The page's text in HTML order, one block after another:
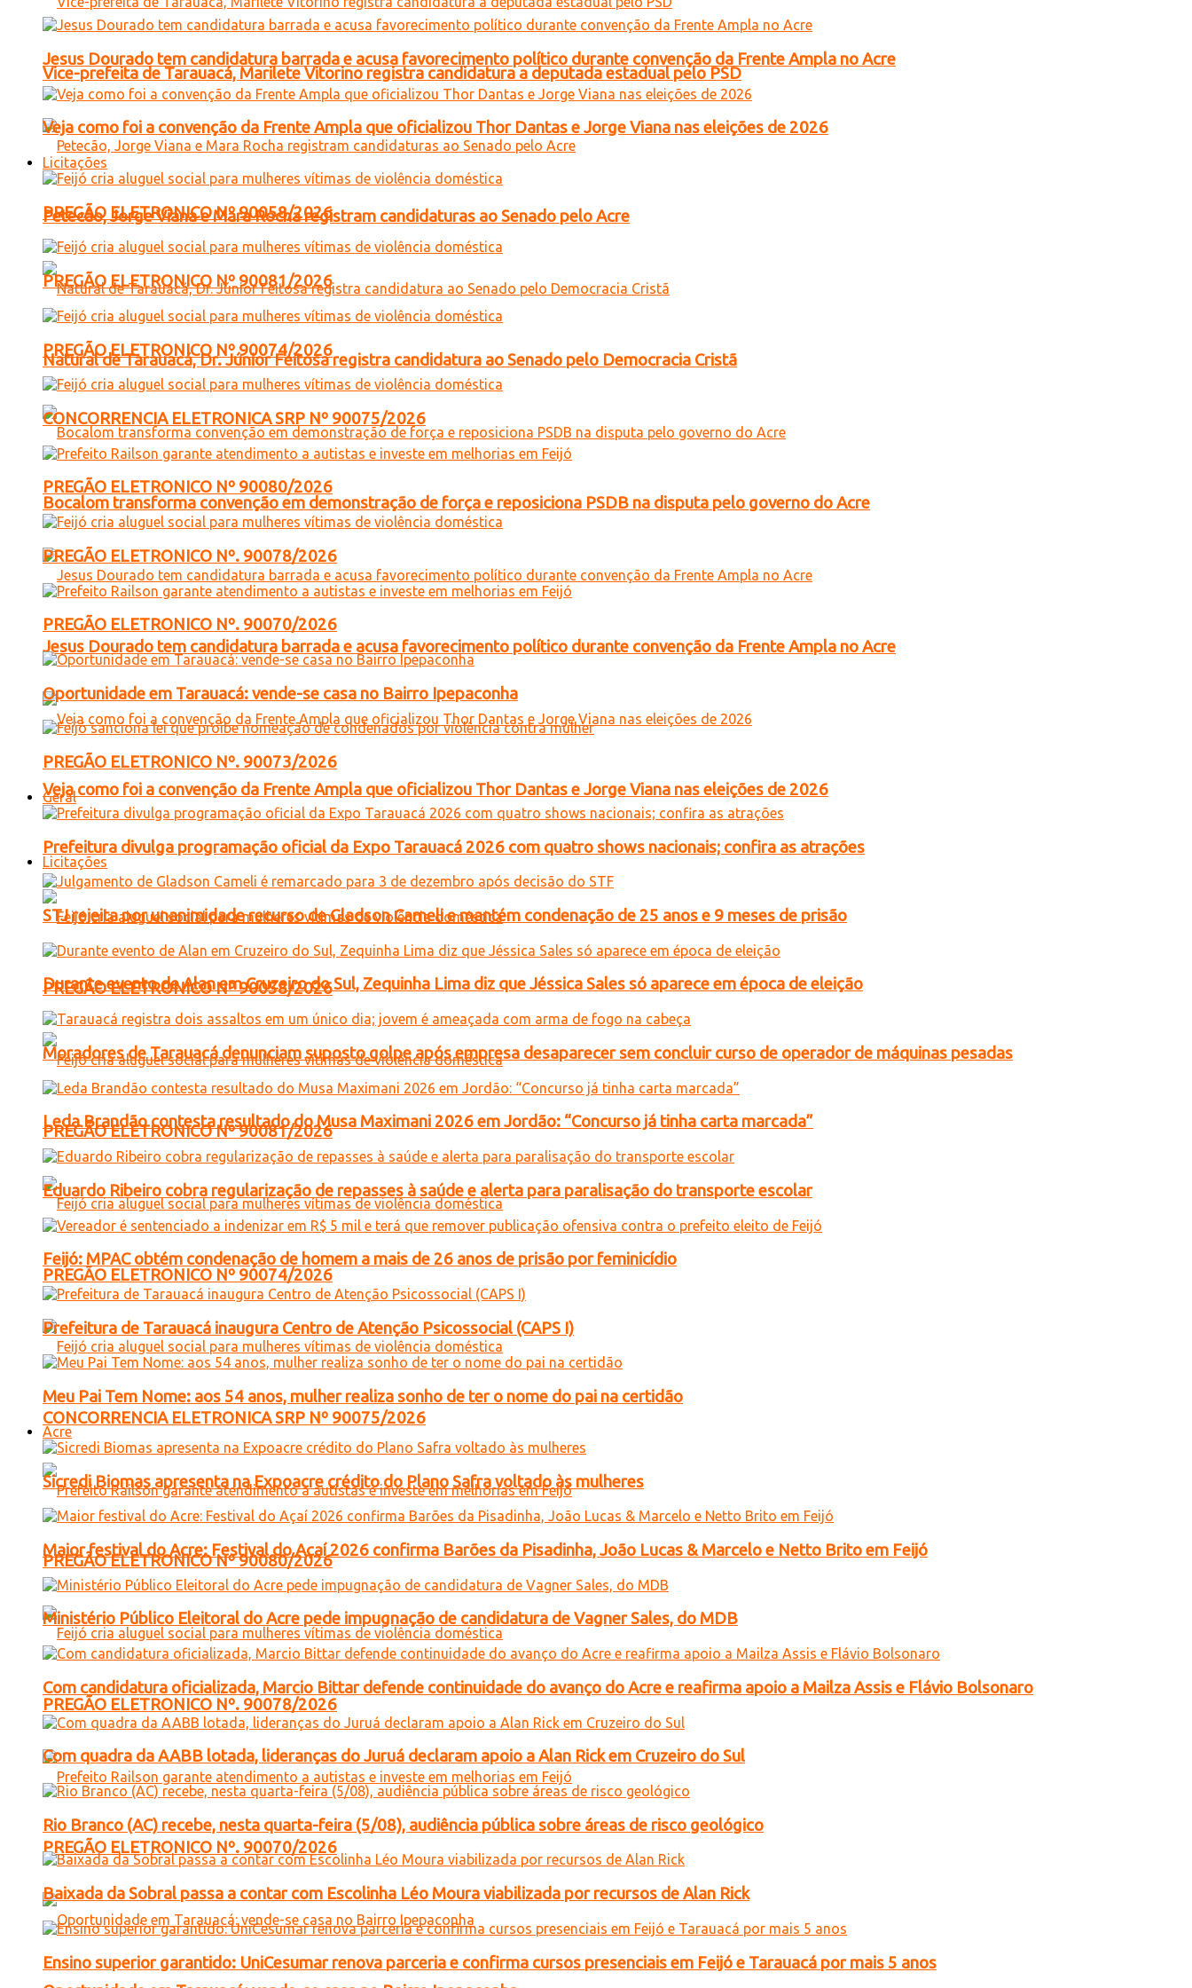
Vice-prefeita de Tarauacá, Marilete Vitorino registra candidatura a deputada estadual pelo PSD
Petecão, Jorge Viana e Mara Rocha registram candidaturas ao Senado pelo Acre
Natural de Tarauacá, Dr. Júnior Feitosa registra candidatura ao Senado pelo Democracia Cristã
Bocalom transforma convenção em demonstração de força e reposiciona PSDB na disputa pelo governo do Acre
Jesus Dourado tem candidatura barrada e acusa favorecimento político durante convenção da Frente Ampla no Acre
Veja como foi a convenção da Frente Ampla que oficializou Thor Dantas e Jorge Viana nas eleições de 2026
Licitações
PREGÃO ELETRONICO Nº 90058/2026
PREGÃO ELETRONICO Nº 90081/2026
PREGÃO ELETRONICO Nº 90074/2026
CONCORRENCIA ELETRONICA SRP Nº 90075/2026
PREGÃO ELETRONICO Nº 90080/2026
PREGÃO ELETRONICO Nº. 90078/2026
PREGÃO ELETRONICO Nº. 90070/2026
Jesus Dourado tem candidatura barrada e acusa favorecimento político durante convenção da Frente Ampla no Acre
Veja como foi a convenção da Frente Ampla que oficializou Thor Dantas e Jorge Viana nas eleições de 2026
Licitações
PREGÃO ELETRONICO Nº 90058/2026
PREGÃO ELETRONICO Nº 90081/2026
PREGÃO ELETRONICO Nº 90074/2026
CONCORRENCIA ELETRONICA SRP Nº 90075/2026
PREGÃO ELETRONICO Nº 90080/2026
PREGÃO ELETRONICO Nº. 90078/2026
PREGÃO ELETRONICO Nº. 90070/2026
Oportunidade em Tarauacá: vende-se casa no Bairro Ipepaconha
PREGÃO ELETRONICO Nº. 90073/2026
Geral
Prefeitura divulga programação oficial da Expo Tarauacá 2026 com quatro shows nacionais; confira as atrações
STJ rejeita por unanimidade recurso de Gladson Cameli e mantém condenação de 25 anos e 9 meses de prisão
Durante evento de Alan em Cruzeiro do Sul, Zequinha Lima diz que Jéssica Sales só aparece em época de eleição
Moradores de Tarauacá denunciam suposto golpe após empresa desaparecer sem concluir curso de operador de máquinas pesadas
Leda Brandão contesta resultado do Musa Maximani 2026 em Jordão: “Concurso já tinha carta marcada”
Eduardo Ribeiro cobra regularização de repasses à saúde e alerta para paralisação do transporte escolar
Feijó: MPAC obtém condenação de homem a mais de 26 anos de prisão por feminicídio
Prefeitura de Tarauacá inaugura Centro de Atenção Psicossocial (CAPS I)
Meu Pai Tem Nome: aos 54 anos, mulher realiza sonho de ter o nome do pai na certidão
Acre
Sicredi Biomas apresenta na Expoacre crédito do Plano Safra voltado às mulheres
Maior festival do Acre: Festival do Açaí 2026 confirma Barões da Pisadinha, João Lucas & Marcelo e Netto Brito em Feijó
Ministério Público Eleitoral do Acre pede impugnação de candidatura de Vagner Sales, do MDB
Com candidatura oficializada, Marcio Bittar defende continuidade do avanço do Acre e reafirma apoio a Mailza Assis e Flávio Bolsonaro
Com quadra da AABB lotada, lideranças do Juruá declaram apoio a Alan Rick em Cruzeiro do Sul
Rio Branco (AC) recebe, nesta quarta-feira (5/08), audiência pública sobre áreas de risco geológico
Baixada da Sobral passa a contar com Escolinha Léo Moura viabilizada por recursos de Alan Rick
Ensino superior garantido: UniCesumar renova parceria e confirma cursos presenciais em Feijó e Tarauacá por mais 5 anos